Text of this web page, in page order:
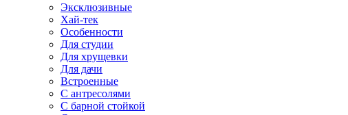
Эксклюзивные
Хай-тек
Особенности
Для студии
Для хрущевки
Для дачи
Встроенные
С антресолями
С барной стойкой